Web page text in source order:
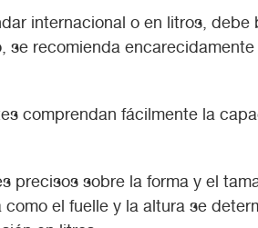
internacional o en litros, debe
recomienda
comprendan fácilmente la
precisos sobre la forma y el
el fuelle y la altura se